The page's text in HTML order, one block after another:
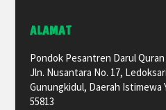
ALAMAT
Pondok Pesantren Darul Quran
Jln. Nusantara No. 17,
Gunungkidul, Daerah Istimewa
55813